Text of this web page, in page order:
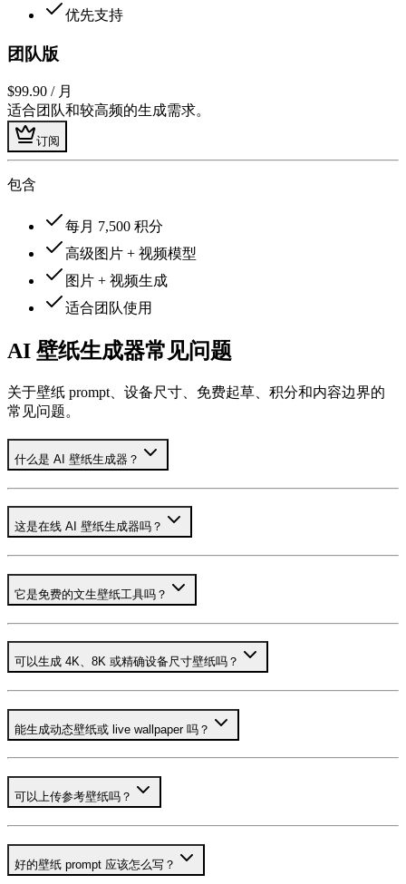
优先支持
团队版
$99.90 / 月
适合团队和较高频的生成需求。
订阅
包含
每月 7,500 积分
高级图片 + 视频模型
图片 + 视频生成
适合团队使用
AI 壁纸生成器常见问题
关于壁纸 prompt、设备尺寸、免费起草、积分和内容边界的
常见问题。
什么是 AI 壁纸生成器？
这是在线 AI 壁纸生成器吗？
它是免费的文生壁纸工具吗？
可以生成 4K、8K 或精确设备尺寸壁纸吗？
能生成动态壁纸或 live wallpaper 吗？
可以上传参考壁纸吗？
好的壁纸 prompt 应该怎么写？